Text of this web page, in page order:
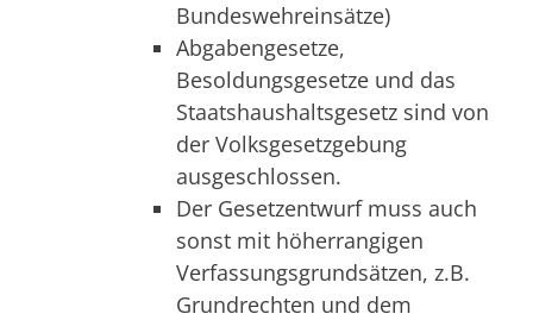
Bundeswehreinsätze)
Abgabengesetze,
Besoldungsgesetze und das
Staatshaushaltsgesetz sind von
der Volksgesetzgebung
ausgeschlossen.
Der Gesetzentwurf muss auch
sonst mit höherrangigen
Verfassungsgrundsätzen, z.B.
Grundrechten und dem